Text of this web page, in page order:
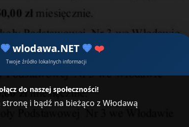
💙wlodawa.NET 💙 ❤️
Twoje źródło lokalnych informacji
do naszej społeczności!
i bądź na bieżąco z Włodawą